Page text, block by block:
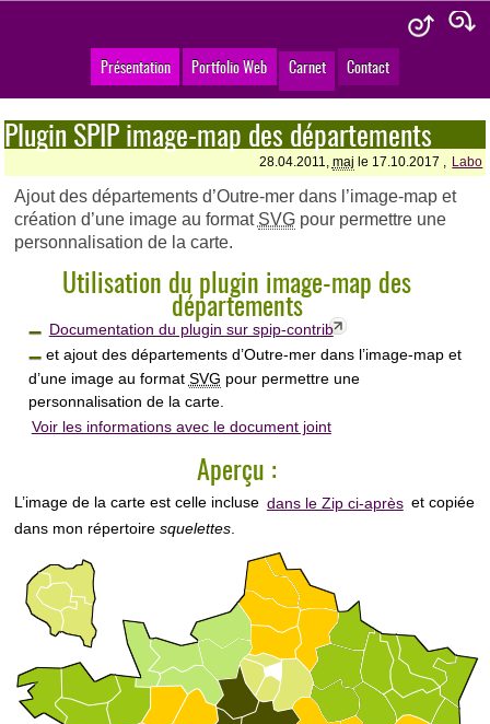
Présentation Portfolio Web Carnet Contact
Plugin SPIP image-map des départements
28.04.2011, maj le 17.10.2017 , Labo
Ajout des départements d’Outre-mer dans l’image-map et
création d’une image au format SVGpour permettre une
personnalisation de la carte.
Utilisation du plugin image-map des
départements
Documentation du plugin sur spip-contrib
et ajout des départements d’Outre-mer dans l’image-map et
d’une image au format SVG pour permettre une
personnalisation de la carte.
Voir les informations avec le document joint
Aperçu :
L’image de la carte est celle incluse dans le Zip ci-après et copiée
dans mon répertoire squelettes.